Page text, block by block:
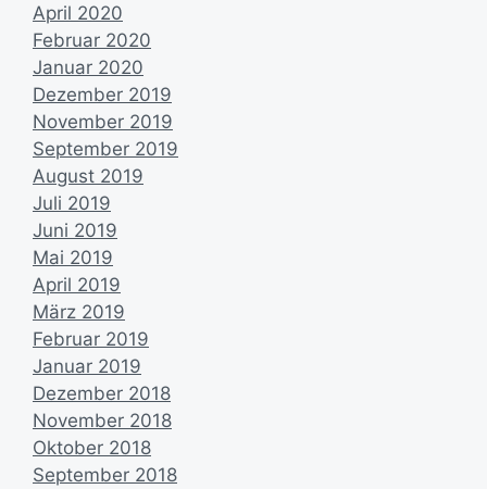
April 2020
Februar 2020
Januar 2020
Dezember 2019
November 2019
September 2019
August 2019
Juli 2019
Juni 2019
Mai 2019
April 2019
März 2019
Februar 2019
Januar 2019
Dezember 2018
November 2018
Oktober 2018
September 2018